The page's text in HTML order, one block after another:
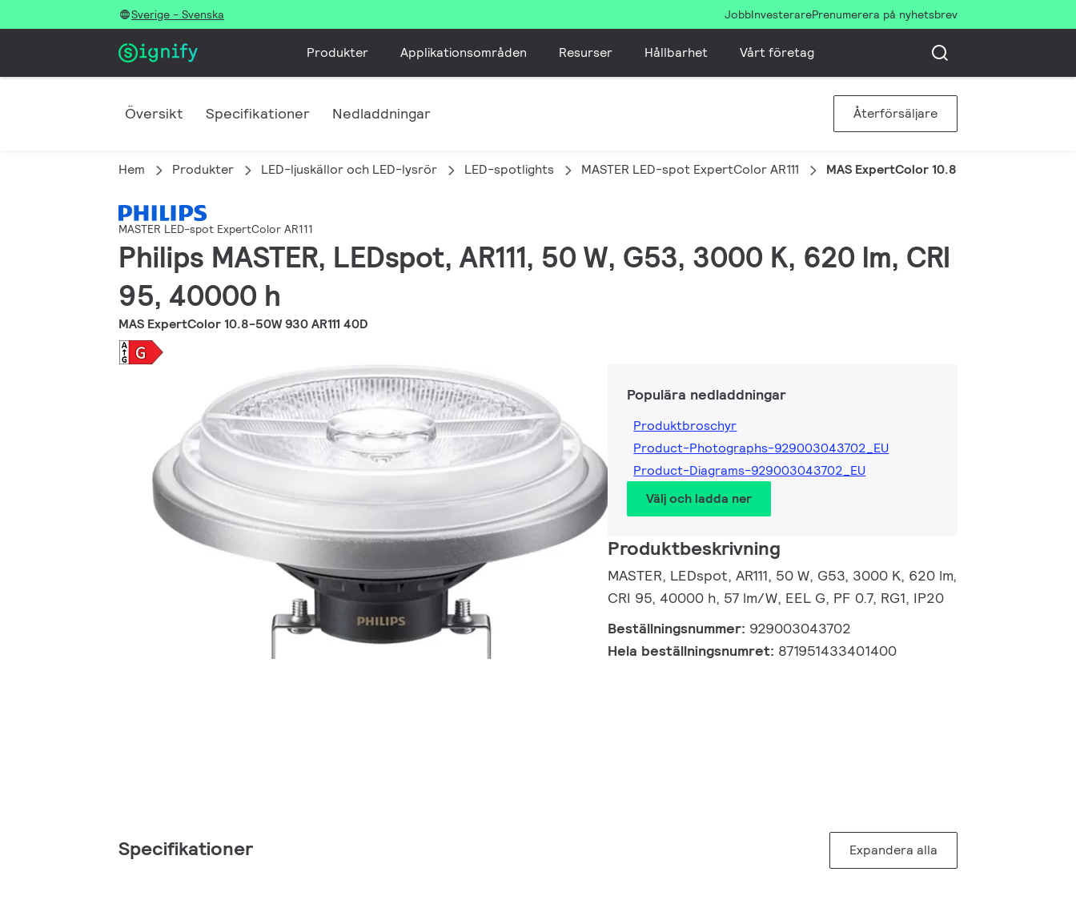
Sverige - Svenska JobbInvesterarePrenumerera på nyhetsbrev
Produkter Applikationsområden Resurser Hållbarhet Vårt företag
Översikt Specifikationer Nedladdningar Återförsäljare
Hem Produkter LED-ljuskällor och LED-lysrör LED-spotlights MASTER LED-spot ExpertColor AR111 MAS ExpertColor 10.8-50W 930 AR111 40D
MASTER LED-spot ExpertColor AR111
Philips MASTER, LEDspot, AR111, 50 W, G53, 3000 K, 620 lm, CRI
95, 40000 h
MAS ExpertColor 10.8-50W 930 AR111 40D
Populära nedladdningar
Produktbroschyr
Product-Photographs-929003043702_EU
Product-Diagrams-929003043702_EU
Välj och ladda ner
Produktbeskrivning
MASTER, LEDspot, AR111, 50 W, G53, 3000 K, 620 lm,
CRI 95, 40000 h, 57 lm/W, EEL G, PF 0.7, RG1, IP20
Beställningsnummer: 929003043702
Hela beställningsnumret: 871951433401400
Specifikationer Expandera alla